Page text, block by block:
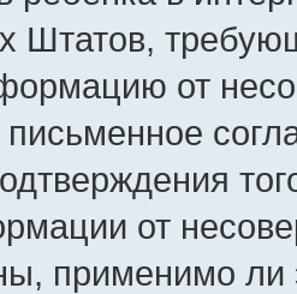
Штатов,
от
письменное
от
применимо ли